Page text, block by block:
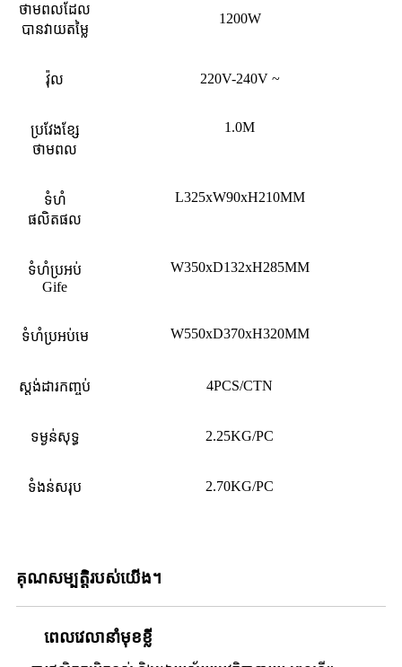
ថាមពលដែល
បានវាយតម្លៃ
1200W
វ៉ុល 220V-240V ~
ប្រវែងខ្សែ
ថាមពល
1.0M
ទំហំ
ផលិតផល
L325xW90xH210MM
ទំហំប្រអប់
Gife
W350xD132xH285MM
ទំហំប្រអប់មេ W550xD370xH320MM
ស្តង់ដារកញ្ចប់ 4PCS/CTN
ទម្ងន់​សុទ្ធ 2.25KG/PC
ទំងន់សរុប 2.70KG/PC
គុណសម្បត្តិរបស់យើង។
ពេលវេលានាំមុខខ្លី